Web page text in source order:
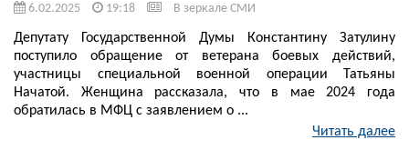
6.02.2025 19:18 В зеркале СМИ
Депутату Государственной Думы Константину Затулину
поступило обращение от ветерана боевых действий,
участницы специальной военной операции Татьяны
Начатой. Женщина рассказала, что в мае 2024 года
обратилась в МФЦ с заявлением о ...
Читать далее